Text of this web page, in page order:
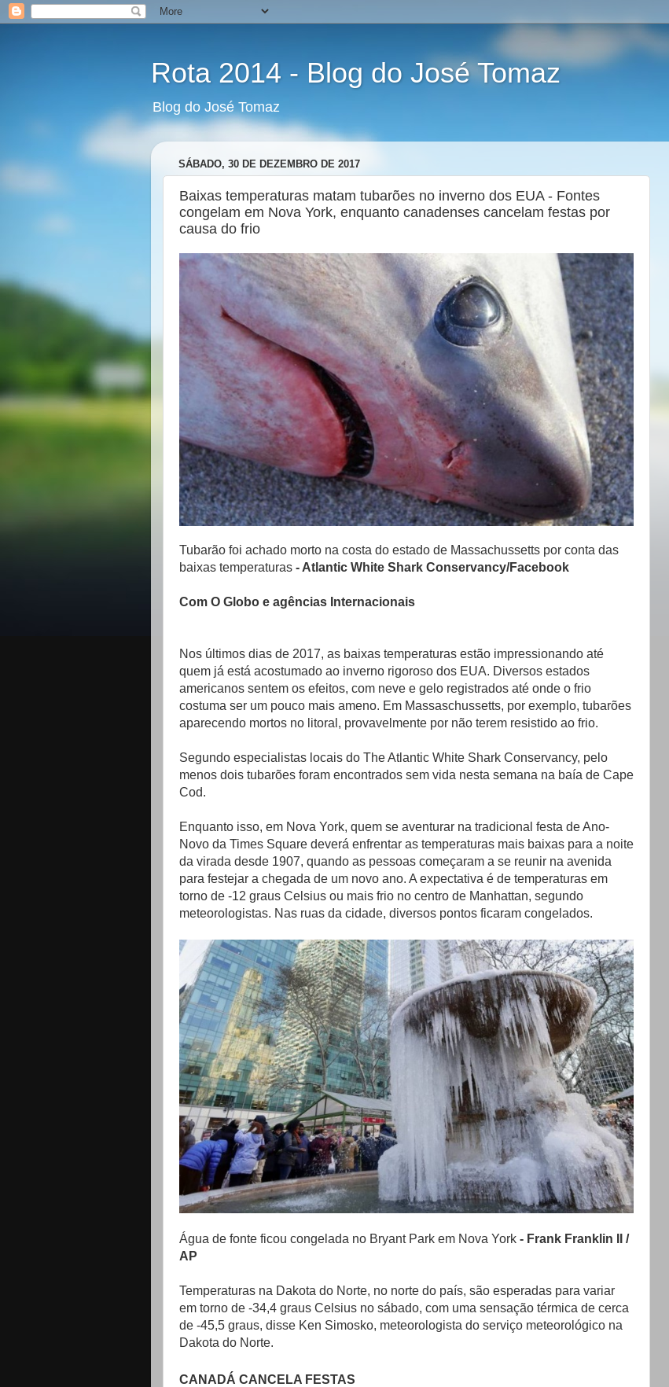
Rota 2014 - Blog do José Tomaz
Blog do José Tomaz
SÁBADO, 30 DE DEZEMBRO DE 2017
Baixas temperaturas matam tubarões no inverno dos EUA - Fontes
congelam em Nova York, enquanto canadenses cancelam festas por
causa do frio
Tubarão foi achado morto na costa do estado de Massachussetts por conta das
baixas temperaturas - Atlantic White Shark Conservancy/Facebook
Com O Globo e agências Internacionais
Nos últimos dias de 2017, as baixas temperaturas estão impressionando até
quem já está acostumado ao inverno rigoroso dos EUA. Diversos estados
americanos sentem os efeitos, com neve e gelo registrados até onde o frio
costuma ser um pouco mais ameno. Em Massaschussetts, por exemplo, tubarões
aparecendo mortos no litoral, provavelmente por não terem resistido ao frio.
Segundo especialistas locais do The Atlantic White Shark Conservancy, pelo
menos dois tubarões foram encontrados sem vida nesta semana na baía de Cape
Cod.
Enquanto isso, em Nova York, quem se aventurar na tradicional festa de Ano-
Novo da Times Square deverá enfrentar as temperaturas mais baixas para a noite
da virada desde 1907, quando as pessoas começaram a se reunir na avenida
para festejar a chegada de um novo ano. A expectativa é de temperaturas em
torno de -12 graus Celsius ou mais frio no centro de Manhattan, segundo
meteorologistas. Nas ruas da cidade, diversos pontos ficaram congelados.
Água de fonte ficou congelada no Bryant Park em Nova York - Frank Franklin II /
AP
Temperaturas na Dakota do Norte, no norte do país, são esperadas para variar
em torno de -34,4 graus Celsius no sábado, com uma sensação térmica de cerca
de -45,5 graus, disse Ken Simosko, meteorologista do serviço meteorológico na
Dakota do Norte.
CANADÁ CANCELA FESTAS